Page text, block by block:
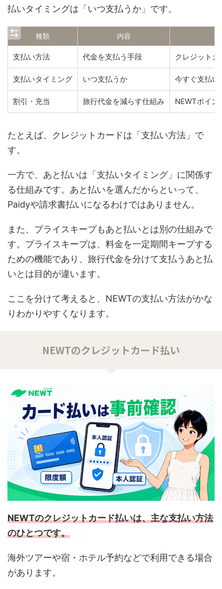
払いタイミングは「いつ支払うか」です。
種類 内容
支払い方法 代金を支払う手段 クレジット
支払いタイミング いつ支払うか 今すぐ支払い
割引・充当 旅行代金を減らす仕組み NEWTポイン
たとえば、クレジットカードは「支払い方法」で
す。
一方で、あと払いは「支払いタイミング」に関係す
る仕組みです。あと払いを選んだからといって、
Paidyや請求書払いになるわけではありません。
また、プライスキープもあと払いとは別の仕組みで
す。プライスキープは、料金を一定期間キープする
ための機能であり、旅行代金を分けて支払うあと払
いとは目的が違います。
ここを分けて考えると、NEWTの支払い方法がかな
りわかりやすくなります。
NEWTのクレジットカード払い
NEWTのクレジットカード払いは、主な支払い方法
のひとつです。
海外ツアーや宿・ホテル予約などで利用できる場合
があります。